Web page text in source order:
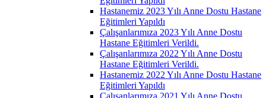
Hastanemiz 2023 Yılı Anne Dostu Hastane
Eğitimleri Yapıldı
Çalışanlarımıza 2023 Yılı Anne Dostu
Hastane Eğitimleri Verildi.
Çalışanlarımıza 2022 Yılı Anne Dostu
Hastane Eğitimleri Verildi.
Hastanemiz 2022 Yılı Anne Dostu Hastane
Eğitimleri Yapıldı
Çalışanlarımıza 2021 Yılı Anne Dostu